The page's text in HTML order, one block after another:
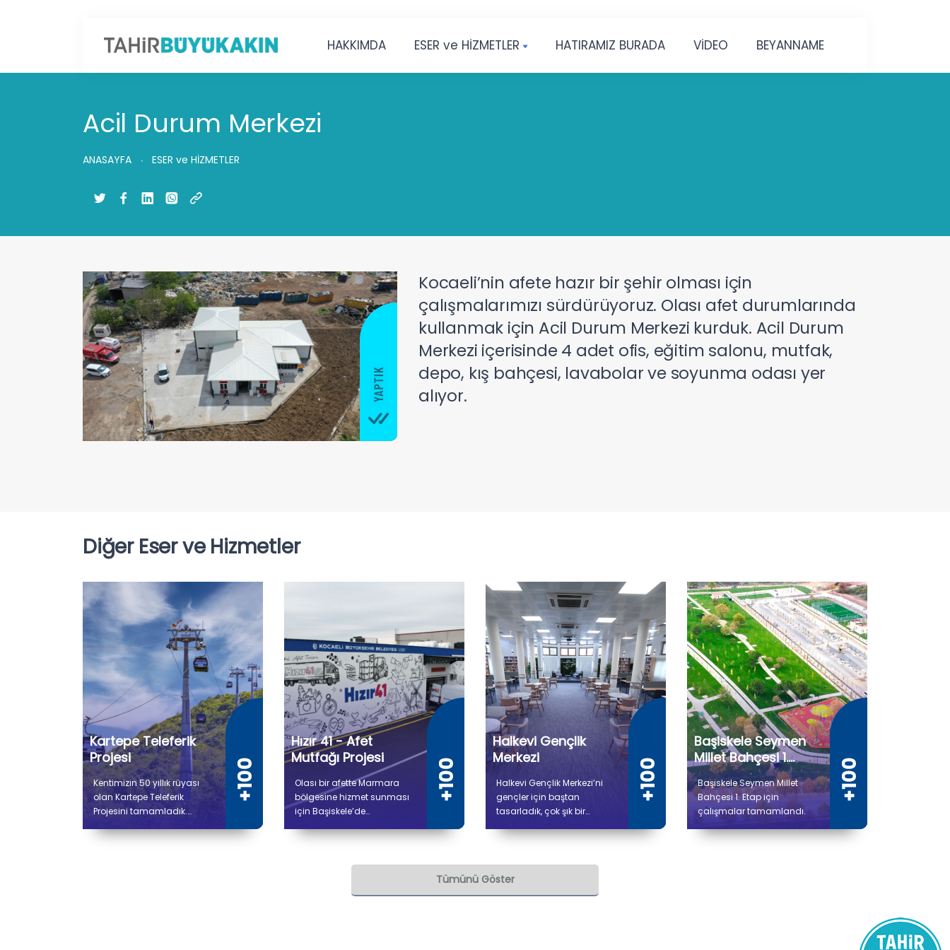
HAKKIMDA ESER ve HİZMETLER HATIRAMIZ BURADA VİDEO BEYANNAME
Acil Durum Merkezi
ANASAYFA ESER ve HİZMETLER
Kocaeli’nin afete hazır bir şehir olması için
çalışmalarımızı sürdürüyoruz. Olası afet durumlarında
kullanmak için Acil Durum Merkezi kurduk. Acil Durum
Merkezi içerisinde 4 adet ofis, eğitim salonu, mutfak,
depo, kış bahçesi, lavabolar ve soyunma odası yer
alıyor.
Diğer Eser ve Hizmetler
Kartepe Teleferik
Projesi
Kentimizin 50 yıllık rüyası
olan Kartepe Teleferik
Projesini tamamladık.
736 metre uzunluğunda
Hızır 41 - Afet
Mutfağı Projesi
Olası bir afette Marmara
bölgesine hizmet sunması
için Başiskele’de
Afet Mutfağı'nda (Gıda
çalışmalar tamamlandı. 5
alana sahip tesiste kuru ve
Halkevi Gençlik
Merkezi
Halkevi Gençlik Merkezi’ni
gençler için baştan
tasarladık, çok şık bir
Merkez içerisindeki
annesi Zübeyde Hanım’ın
ismini verdik.
Başiskele Seymen
Millet Bahçesi 1.
Etap
Başiskele Seymen Millet
Bahçesi 1. Etap için
çalışmalar tamamlandı.
Tümünü Göster